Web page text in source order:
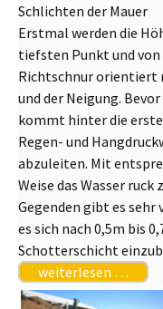
Schlichten der Mauer
Erstmal werden die
tiefsten Punkt und
Richtschnur orientiert
und der Neigung.
kommt hinter die
Regen- und
abzuleiten. Mit
Weise das Wasser
Gegenden gibt es
es sich nach 0,5m bis
Schotterschicht
weiterlesen …